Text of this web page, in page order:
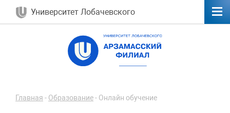
Университет Лобачевского
Главная - Образование- Онлайн обучение